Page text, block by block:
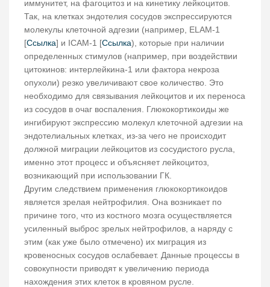
иммунитет, на фагоцитоз и на кинетику лейкоцитов.
Так, на клетках эндотелия сосудов экспрессируются
молекулы клеточной адгезии (например, ELAM-1
[Ссылка] и ICAM-1 [Ссылка), которые при наличии
определенных стимулов (например, при воздействии
цитокинов: интерлейкина-1 или фактора некроза
опухоли) резко увеличивают свое количество. Это
необходимо для связывания лейкоцитов и их переноса
из сосудов в очаг воспаления. Глюкокортикоиды же
ингибируют экспрессию молекул клеточной адгезии на
эндотелиальных клетках, из-за чего не происходит
должной миграции лейкоцитов из сосудистого русла,
именно этот процесс и объясняет лейкоцитоз,
возникающий при использовании ГК.
Другим следствием применения глюкокортикоидов
является зрелая нейтрофилия. Она возникает по
причине того, что из костного мозга осуществляется
усиленный выброс зрелых нейтрофилов, а наряду с
этим (как уже было отмечено) их миграция из
кровеносных сосудов ослабевает. Данные процессы в
совокупности приводят к увеличению периода
нахождения этих клеток в кровяном русле.